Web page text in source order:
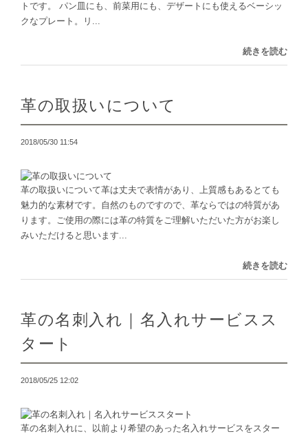
トです。 パン皿にも、前菜用にも、デザートにも使えるベーシッ
クなプレート。リ...
続きを読む
革の取扱いについて
2018/05/30 11:54
革の取扱いについて革は丈夫で表情があり、上質感もあるとても
魅力的な素材です。自然のものですので、革ならではの特質があ
ります。ご使用の際には革の特質をご理解いただいた方がお楽し
みいただけると思います...
続きを読む
革の名刺入れ｜名入れサービスス
タート
2018/05/25 12:02
革の名刺入れに、以前より希望のあった名入れサービスをスター